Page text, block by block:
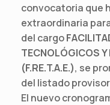
convocatoria que
extraordinaria
del cargo
TECNOLÓGICOS Y
(F.RE.T.A.E.), se
del listado
El nuevo